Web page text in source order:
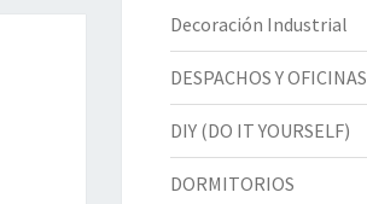
Decoración Industrial
DESPACHOS Y OFICINAS
DIY (DO IT YOURSELF)
DORMITORIOS